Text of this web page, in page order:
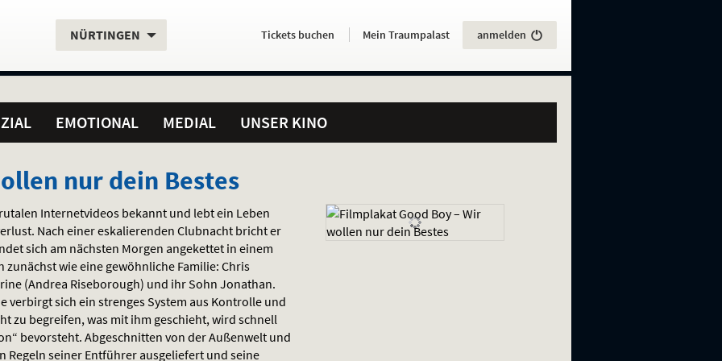
Aktueller
NÜRTINGEN Servicefunktionen
Aktuelles
HierTickets buchen . Mein Traumpalast anmelden
EMOTIONAL MEDIAL UNSER KINO
nur dein Bestes
Internetvideos bekannt und lebt ein Leben
Nach einer eskalierenden Clubnacht bricht er
sich am nächsten Morgen angekettet in einem
wie eine gewöhnliche Familie: Chris
(Andrea Riseborough) und ihr Sohn Jonathan.
verbirgt sich ein strenges System aus Kontrolle und
zu begreifen, was mit ihm geschieht, wird schnell
bevorsteht. Abgeschnitten von der Außenwelt und
Regeln seiner Entführer ausgeliefert und seine